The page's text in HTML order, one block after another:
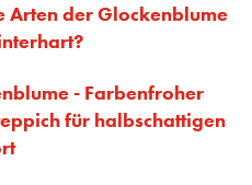
Arten der Glockenblume
- Farbenfroher
für halbschattigen